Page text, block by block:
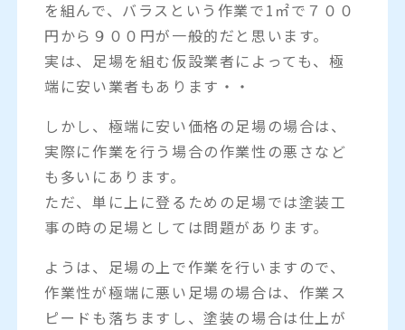
を組んで、バラスという作業で1㎡で７００
円から９００円が一般的だと思います。
実は、足場を組む仮設業者によっても、極
端に安い業者もあります・・
しかし、極端に安い価格の足場の場合は、
実際に作業を行う場合の作業性の悪さなど
も多いにあります。
ただ、単に上に登るための足場では塗装工
事の時の足場としては問題があります。
ようは、足場の上で作業を行いますので、
作業性が極端に悪い足場の場合は、作業ス
ピードも落ちますし、塗装の場合は仕上が